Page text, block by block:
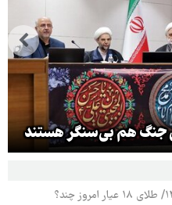
جنگ هم بی‌سنگر هستند